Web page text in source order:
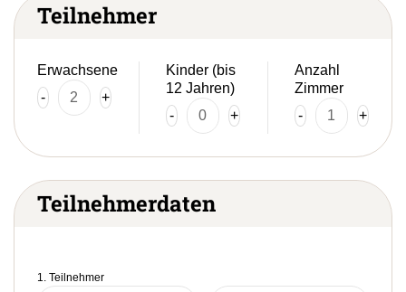
Teilnehmer
Erwachsene
-
+
Kinder (bis
12 Jahren)
-
+
Anzahl
Zimmer
-
+
Teilnehmerdaten
1. Teilnehmer